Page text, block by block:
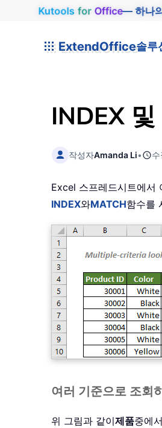
Kutools for Office— 하나
ExtendOffice솔루
INDEX
작성자Amanda Li•
Excel 스프레드시트에서
INDEX와MATCH함수를
여러 기준으로 조회
위 그림과 같이제품중에